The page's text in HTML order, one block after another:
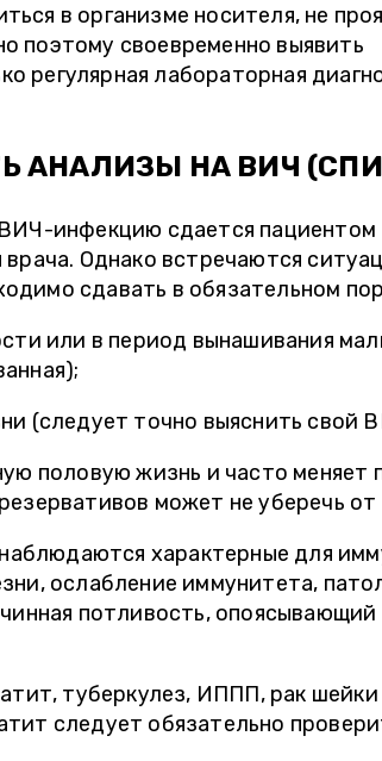
ЕЛЕНА П., 37 ЛЕТ
" Товарищи! Если очередь и 2-
ожидание результатов, а потом опять
очередь не для вас, идите в Инвитро.
все время не подвели ни со сроками,
достоверностью анализов. "
в организме носителя, не
поэтому своевременно выявить
регулярная лабораторная
АНАЛИЗЫ НА ВИЧ
инфекцию сдается пациентом
Однако встречаются
сдавать в обязательном
или в период вынашивания
(следует точно выяснить свой
половую жизнь и часто меняет
может не уберечь
характерные для
ослабление иммунитета,
потливость,
туберкулез, ИППП, рак
следует обязательно